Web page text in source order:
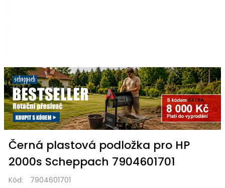
Černá plastová podložka pro HP
2000s Scheppach 7904601701
Kód:
7904601701